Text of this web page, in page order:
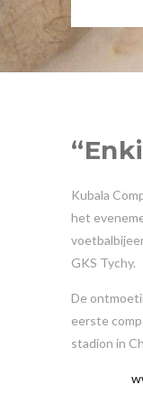
Kubala
het
GKS Tychy.
De
eerste
stadion in